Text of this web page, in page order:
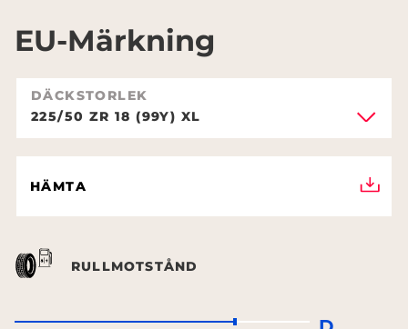
EU-Märkning
DÄCKSTORLEK
225/50 ZR 18 (99Y) XL
HÄMTA
RULLMOTSTÅND